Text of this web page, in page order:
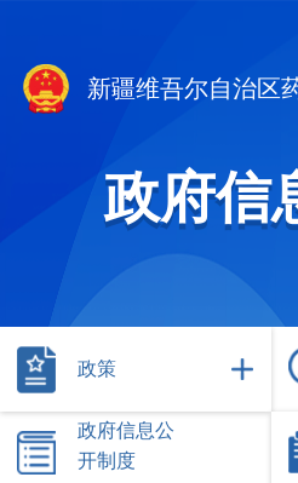
新疆维吾尔自治区
政府信
政策
政府信息公
开制度